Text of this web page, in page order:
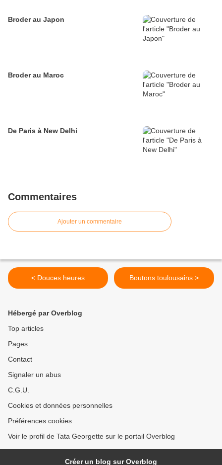
Broder au Japon
Broder au Maroc
De Paris à New Delhi
Commentaires
Ajouter un commentaire
< Douces heures Boutons toulousains >
Hébergé par Overblog
Top articles
Pages
Contact
Signaler un abus
C.G.U.
Cookies et données personnelles
Préférences cookies
Voir le profil de Tata Georgette sur le portail Overblog
Créer un blog sur Overblog